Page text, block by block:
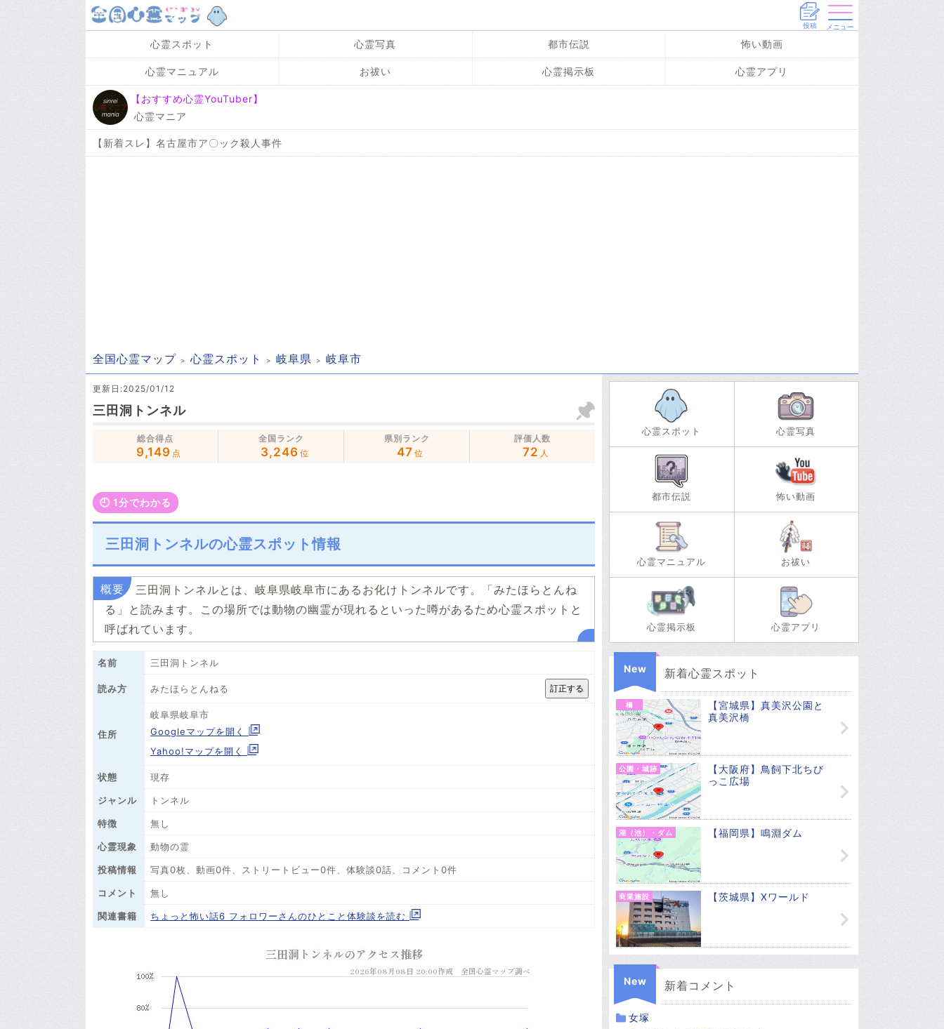
投稿 メニュー
心霊スポット 心霊写真 都市伝説 怖い動画
心霊マニュアル お祓い 心霊掲示板 心霊アプリ
【おすすめ心霊YouTuber】
心霊マニア
【新着スレ】名古屋市ア〇ック殺人事件
全国心霊マップ 心霊スポット 岐阜県 岐阜市
更新日:2025/01/12
三田洞トンネル
総合得点
9,149 点
全国ランク
3,246 位
県別ランク
47 位
評価人数
72 人
🕘️ 1分でわかる
三田洞トンネルの心霊スポット情報
三田洞トンネルとは、岐阜県岐阜市にあるお化けトンネルです。「みたほらとんね
る」と読みます。この場所では動物の幽霊が現れるといった噂があるため心霊スポットと
呼ばれています。
名前 三田洞トンネル
読み方 みたほらとんねる
住所
岐阜県岐阜市
Googleマップを開く
Yahoo!マップを開く
状態 現存
ジャンル トンネル
特徴 無し
心霊現象 動物の霊
投稿情報 写真0枚、動画0件、ストリートビュー0件、体験談0話、コメント0件
コメント 無し
関連書籍 ちょっと怖い話6 フォロワーさんのひとこと体験談を読む
心霊スポット 心霊写真
都市伝説 怖い動画
心霊マニュアル お祓い
心霊掲示板 心霊アプリ
New 新着心霊スポット
橋
【宮城県】真美沢公園と
真美沢橋
公園・城跡
【大阪府】鳥飼下北ちび
っこ広場
湖（池）・ダム 【福岡県】鳴淵ダム
商業施設 【茨城県】Xワールド
New 新着コメント
女塚